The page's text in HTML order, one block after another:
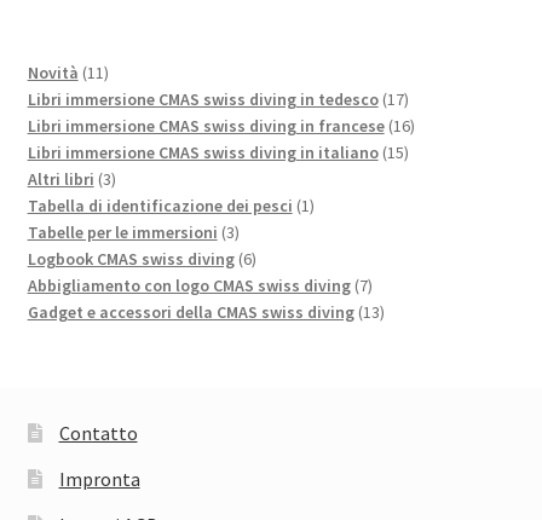
Novità 1111
prodotti
Libri immersione CMAS swiss diving in tedesco 1717
prodotti
Libri immersione CMAS swiss diving in francese 1616
Libri immersione CMAS swiss diving in italiano 1515
Altri libri 33
prodotti
Tabella di identificazione dei pesci 11
Tabelle per le immersioni 33
prodotti
Logbook CMAS swiss diving 66
prodotti
Abbigliamento con logo CMAS swiss diving 77
prodotti
Gadget e accessori della CMAS swiss diving 1313
Contatto
Impronta